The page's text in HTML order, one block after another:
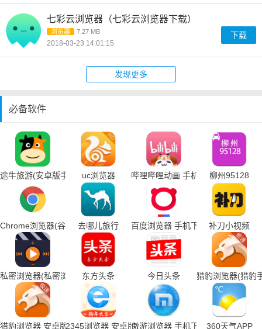
七彩云浏览器（七彩云浏览器下载）
浏览器 7.27 MB
2018-03-23 14:01:15
下载
发现更多
必备软件
途牛旅游(安卓版手机下载)uc浏览器 哔哩哔哩动画 手机下载柳州95128
Chrome浏览器(谷歌浏览器手机下载)
去哪儿旅行 百度浏览器 手机下载 补刀小视频
私密浏览器(私密浏览器手机下载)
东方头条 今日头条 猎豹浏览器(猎豹
猎豹浏览器 安卓版2345浏览器 安卓版傲游浏览器 手机下载360天气APP